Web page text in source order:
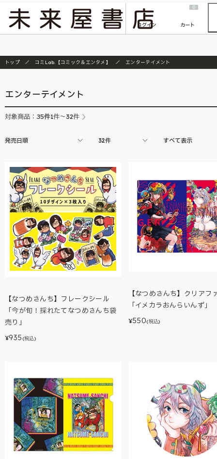
『ONE PIECE magazine 021 ONE PIECEカード付き同梱版』発売延期のご案内
ログイン
0
カート
トップ コミLab.【コミック＆エンタメ】 エンターテイメント
エンターテイメント
対象商品： 35件1件～32件
発売日順 32件 すべて表示
【なつめさんち】フレークシール
「今が旬！採れたてなつめさんち袋
売り」
¥935 (税込)
【なつめさんち】クリアフ
「イメカラおんらいんず」
¥550(税込)